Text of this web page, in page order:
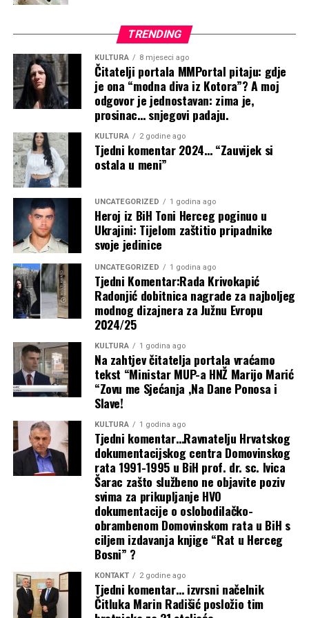
Crveni meteoalarm za Županiju
Zapadnohercegovačku, temperature i do
42 stupnja
1 kolovoza, 2026
HERCEGOVINA: Dva Air Tractora već
imala preko 240 naleta, osigurana i
dodatna…
1 kolovoza, 2026
Deseci tisuća ljudi stižu u Mokro i Široki
Brijeg, prvi kamperi su…
31 srpnja, 2026
Novi udar na džepove građana pod
krinkom ‘ekologije’: Zbog markiranja
ponovno poskupljuje…
31 srpnja, 2026
Najnovije objave
Povezane vijesti
Zahvalnica Vladi HNŽ-a na potpori
održavanju športsko-edukacijskoga
kampa ”Izlazi vani”
Oštra osuda predsjednice Buhač nakon
skrnavljenja crkvenoga prostora i
vjerskoga znamenja u Međugorju
Sjednica Vlade HNŽ-a nije održana zbog
neobrazloženoga izostanka ministara iz
SDA i SDP-a
Buhač, Bevanda i Radišić obišli novo
cestovno raskružje Kaktus u Čitluku
Predsjednica Buhač ugostila rukovodstvo
i uspješne plivače SPK Zrinjski Mostar
Predsjednica Buhač pokroviteljica
odlaska mostarskih gimnazijalaca na
Međunarodnu olimpijadu u Kazahstan
Buhač u Skupštini: Vlada HNŽ-a ima nultu
TRENDING
KULTURA 8 mjeseci ago
Čitatelji portala MMPortal pitaju: gdje
je ona “modna diva iz Kotora”? A moj
odgovor je jednostavan: zima je,
prosinac… snjegovi padaju.
KULTURA 2 godine ago
Tjedni komentar 2024… “Zauvijek si
ostala u meni”
UNCATEGORIZED 1 godina ago
Heroj iz BiH Toni Herceg poginuo u
Ukrajini: Tijelom zaštitio pripadnike
svoje jedinice
UNCATEGORIZED 1 godina ago
Tjedni Komentar:Rada Krivokapić
Radonjić dobitnica nagrade za najboljeg
modnog dizajnera za Južnu Evropu
2024/25
KULTURA 1 godina ago
Na zahtjev čitatelja portala vraćamo
tekst “Ministar MUP-a HNŽ Marijo Marić
“Zovu me Sjećanja ,Na Dane Ponosa i
Slave!
KULTURA 1 godina ago
Tjedni komentar…Ravnatelju Hrvatskog
dokumentacijskog centra Domovinskog
rata 1991-1995 u BiH prof. dr. sc. Ivica
Šarac zašto službeno ne objavite poziv
svima za prikupljanje HVO
dokumentacije o oslobodilačko-
obrambenom Domovinskom rata u BiH s
ciljem izdavanja knjige “Rat u Herceg
Bosni” ?
KONTAKT 2 godine ago
Tjedni komentar… izvrsni načelnik
Čitluka Marin Radišić posložio tim